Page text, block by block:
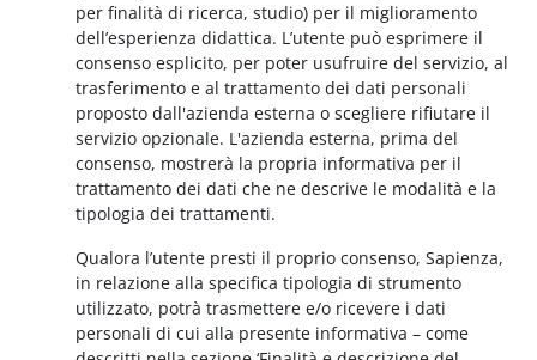
per finalità di ricerca, studio) per il miglioramento
dell’esperienza didattica. L’utente può esprimere il
consenso esplicito, per poter usufruire del servizio, al
trasferimento e al trattamento dei dati personali
proposto dall'azienda esterna o scegliere rifiutare il
servizio opzionale. L'azienda esterna, prima del
consenso, mostrerà la propria informativa per il
trattamento dei dati che ne descrive le modalità e la
tipologia dei trattamenti.
Qualora l’utente presti il proprio consenso, Sapienza,
in relazione alla specifica tipologia di strumento
utilizzato, potrà trasmettere e/o ricevere i dati
personali di cui alla presente informativa – come